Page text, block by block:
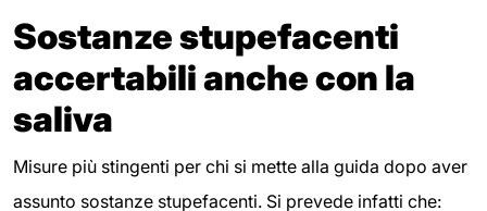
Sostanze stupefacenti
accertabili anche con la
saliva
Misure più stingenti per chi si mette alla guida dopo aver
assunto sostanze stupefacenti. Si prevede infatti che: